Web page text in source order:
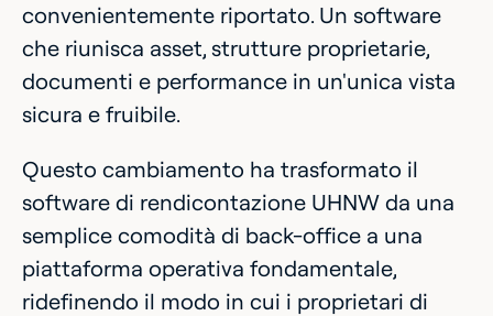
convenientemente riportato. Un software
che riunisca asset, strutture proprietarie,
documenti e performance in un'unica vista
sicura e fruibile.
Questo cambiamento ha trasformato il
software di rendicontazione UHNW da una
semplice comodità di back-office a una
piattaforma operativa fondamentale,
ridefinendo il modo in cui i proprietari di